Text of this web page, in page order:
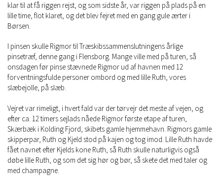
klar til at få riggen rejst, og som sidste år, var riggen på plads på en
lille time, flot klaret, og det blev fejret med en gang gule ærter i
Børsen.
I pinsen skulle Rigmor til Træskibssammenslutningens årlige
pinsetræf, denne gang i Flensborg. Mange ville med på turen, så
onsdagen før pinse stævnede Rigmor ud af havnen med 12
forventningsfulde personer ombord og med lille Ruth, vores
slæbejolle, på slæb.
Vejret var rimeligt, i hvert fald var der tørvejr det meste af vejen, og
efter ca. 12 timers sejlads nåede Rigmor første etape af turen,
Skærbæk i Kolding Fjord, skibets gamle hjemmehavn. Rigmors gamle
skipperpar, Ruth og Kjeld stod på kajen og tog imod. Lille Ruth havde
fået navnet efter Kjelds kone Ruth, så Ruth skulle naturligvis også
døbe lille Ruth, og som det sig hør og bør, så skete det med taler og
med champagne.